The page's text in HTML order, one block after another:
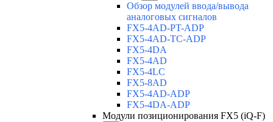
Обзор модулей ввода/вывода
аналоговых сигналов
FX5-4AD-PT-ADP
FX5-4AD-TC-ADP
FX5-4DA
FX5-4AD
FX5-4LC
FX5-8AD
FX5-4AD-ADP
FX5-4DA-ADP
Модули позиционирования FX5 (iQ-F)